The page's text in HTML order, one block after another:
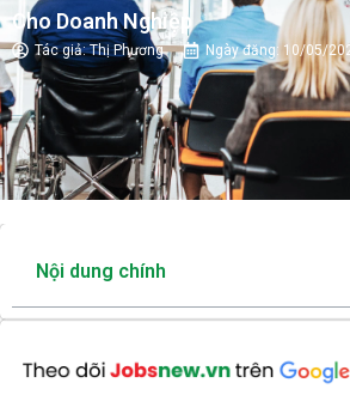
Cho Doanh Nghiệp
Tác giả:Thị Phương Ngày đăng: 10/05/
Nội dung chính